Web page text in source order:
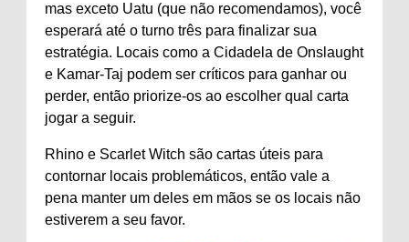
mas exceto Uatu (que não recomendamos), você
esperará até o turno três para finalizar sua
estratégia. Locais como a Cidadela de Onslaught
e Kamar-Taj podem ser críticos para ganhar ou
perder, então priorize-os ao escolher qual carta
jogar a seguir.
Rhino e Scarlet Witch são cartas úteis para
contornar locais problemáticos, então vale a
pena manter um deles em mãos se os locais não
estiverem a seu favor.